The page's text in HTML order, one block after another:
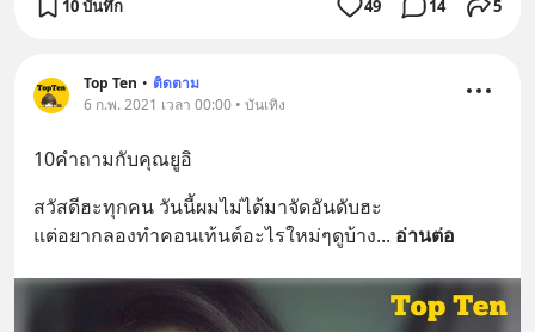
10 บันทึก 49 14 5
Top Ten • ติดตาม
6 ก.พ. 2021 เวลา 00:00 • บันเทิง
10คำถามกับคุณยูอิ
สวัสดีฮะทุกคน วันนี้ผมไม่ได้มาจัดอันดับฮะ
แต่อยากลองทำคอนเท้นต์อะไรใหม่ๆดูบ้าง... อ่านต่อ